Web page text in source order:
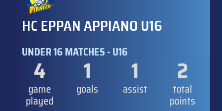
HC EPPAN APPIANO U16
UNDER 16 MATCHES - U16
4
game
played
1
goals
1
assist
2
total
points